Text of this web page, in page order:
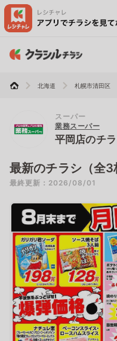
北海道 札幌市清田区
スーパー
業務スーパー
平岡店のチ
最新のチラシ（全3
最終更新：2026/08/01